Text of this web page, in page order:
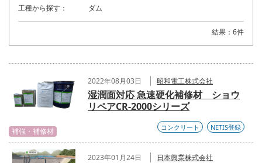
工種から探す： ダム
結果：6件
補強・補修材
2022年08月03日 昭和電工株式会社
湿潤面対応 急速硬化補修材 ショウ
リペアCR-2000シリーズ
コンクリート NETIS登録
2023年01月24日 日本興業株式会社